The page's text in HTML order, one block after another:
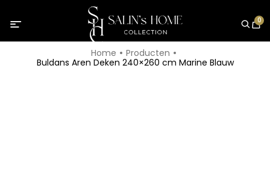
0
Home
Producten
Buldans Aren Deken 240×260 cm Marine Blauw